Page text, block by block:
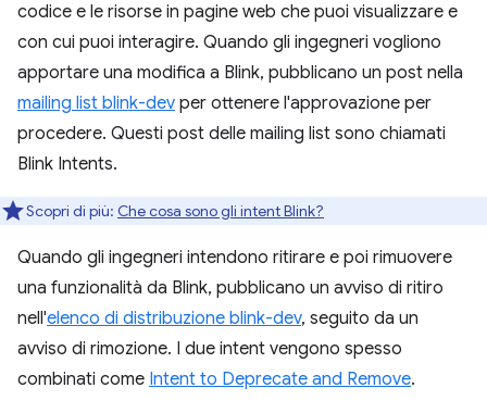
codice e le risorse in pagine web che puoi visualizzare e
con cui puoi interagire. Quando gli ingegneri vogliono
apportare una modifica a Blink, pubblicano un post nella
mailing list blink-dev per ottenere l'approvazione per
procedere. Questi post delle mailing list sono chiamati
Blink Intents.
Scopri di più: Che cosa sono gli intent Blink?
Quando gli ingegneri intendono ritirare e poi rimuovere
una funzionalità da Blink, pubblicano un avviso di ritiro
nell'elenco di distribuzione blink-dev, seguito da un
avviso di rimozione. I due intent vengono spesso
combinati come Intent to Deprecate and Remove.